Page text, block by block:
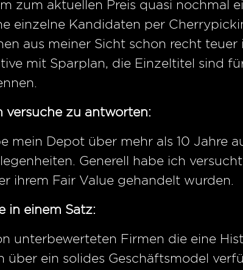
zum aktuellen Preis quasi nochmal
einzelne Kandidaten per
aus meiner Sicht schon recht
mit Sparplan, die Einzeltitel sind
versuche zu antworten:
mein Depot über mehr als 10 Jahre
Generell habe ich
ihrem Fair Value gehandelt wurden.
in einem Satz:
unterbewerteten Firmen die eine
über ein solides Geschäftsmodel